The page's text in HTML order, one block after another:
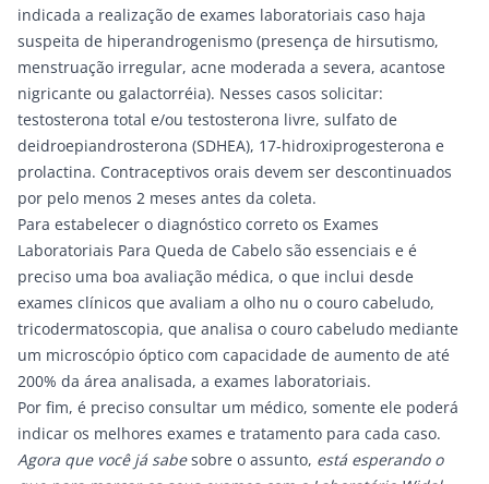
indicada a realização de exames laboratoriais caso haja
suspeita de hiperandrogenismo (presença de hirsutismo,
menstruação irregular, acne moderada a severa, acantose
nigricante ou galactorréia). Nesses casos solicitar:
testosterona total e/ou testosterona livre, sulfato de
deidroepiandrosterona (SDHEA), 17-hidroxiprogesterona e
prolactina. Contraceptivos orais devem ser descontinuados
por pelo menos 2 meses antes da coleta.
Para estabelecer o diagnóstico correto os Exames
Laboratoriais Para Queda de Cabelo são essenciais e é
preciso uma boa avaliação médica, o que inclui desde
exames clínicos que avaliam a olho nu o couro cabeludo,
tricodermatoscopia, que analisa o couro cabeludo mediante
um microscópio óptico com capacidade de aumento de até
200% da área analisada, a exames laboratoriais.
Por fim, é preciso consultar um médico, somente ele poderá
indicar os melhores exames e tratamento para cada caso.
Agora que você já sabesobre o assunto, está esperando o